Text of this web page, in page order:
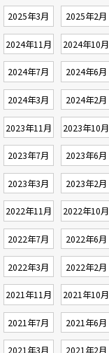
2025年3月 2025年2月
2024年11月 2024年10月
2024年7月 2024年6月
2024年3月 2024年2月
2023年11月 2023年10月
2023年7月 2023年6月
2023年3月 2023年2月
2022年11月 2022年10月
2022年7月 2022年6月
2022年3月 2022年2月
2021年11月 2021年10月
2021年7月 2021年6月
2021年3月 2021年2月